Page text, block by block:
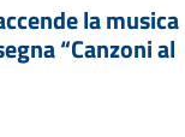
la musica
“Canzoni al